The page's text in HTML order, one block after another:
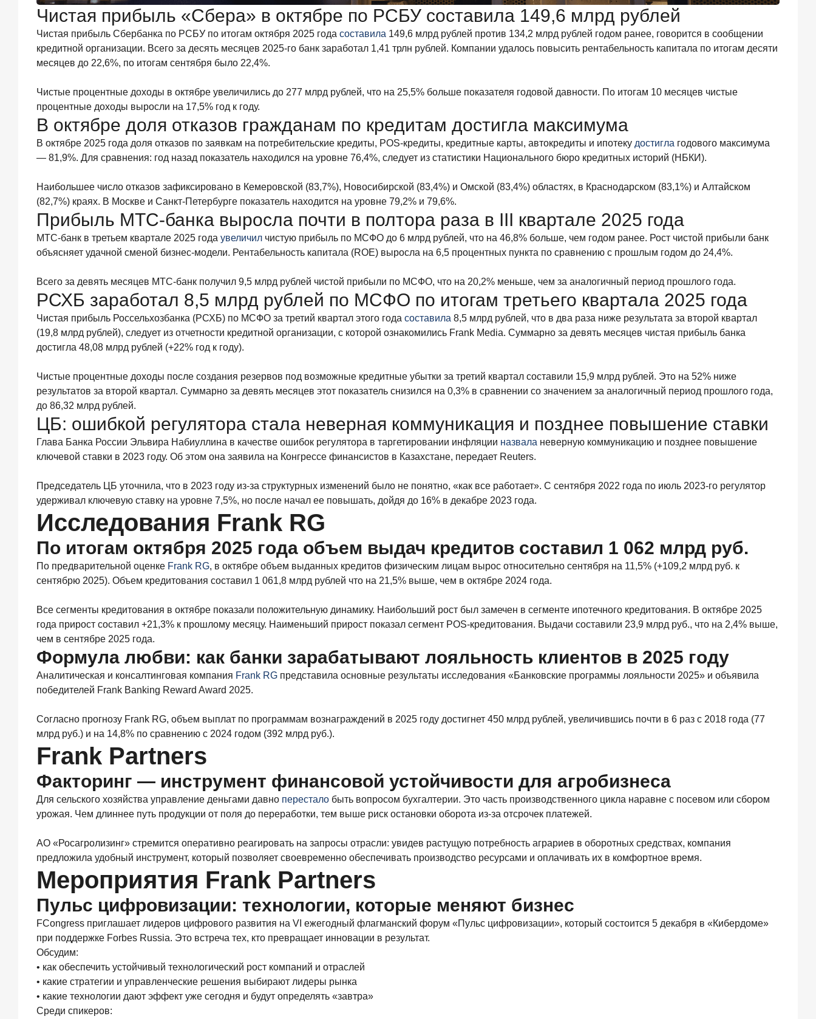
июля
2026
ИССЛЕДОВАНИЕ
Ипотека
в
итоги
2026
года
в
2026
года
ИССЛЕДОВАНИЕ
Выгодные
тарифы
на
—
существенный
выбора
брокера
2026
Клиенты
чаще
всего
узнают
о сберегательных
продуктах
рекламы
и
на
ТВ
9
июля
2026
года
ростом
клиентов-
сберегателей
увеличивается
склонность
к
7
июля
года
По
итогам
2026
года
выдач
составил
1
166,4
млрд
руб.
3
июля
2026
измеряется
секундами».
Новые
Чистая прибыль «Сбера» в октябре по РСБУ составила 149,6 млрд рублей
Чистая прибыль Сбербанка по РСБУ по итогам октября 2025 года составила 149,6 млрд рублей против 134,2 млрд рублей годом ранее, говорится в сообщении
кредитной организации. Всего за десять месяцев 2025-го банк заработал 1,41 трлн рублей. Компании удалось повысить рентабельность капитала по итогам десяти
месяцев до 22,6%, по итогам сентября было 22,4%.
Чистые процентные доходы в октябре увеличились до 277 млрд рублей, что на 25,5% больше показателя годовой давности. По итогам 10 месяцев чистые
процентные доходы выросли на 17,5% год к году.
В октябре доля отказов гражданам по кредитам достигла максимума
В октябре 2025 года доля отказов по заявкам на потребительские кредиты, POS-кредиты, кредитные карты, автокредиты и ипотеку достигла годового максимума
— 81,9%. Для сравнения: год назад показатель находился на уровне 76,4%, следует из статистики Национального бюро кредитных историй (НБКИ).
Наибольшее число отказов зафиксировано в Кемеровской (83,7%), Новосибирской (83,4%) и Омской (83,4%) областях, в Краснодарском (83,1%) и Алтайском
(82,7%) краях. В Москве и Санкт-Петербурге показатель находится на уровне 79,2% и 79,6%.
Прибыль МТС-банка выросла почти в полтора раза в III квартале 2025 года
МТС-банк в третьем квартале 2025 года увеличил чистую прибыль по МСФО до 6 млрд рублей, что на 46,8% больше, чем годом ранее. Рост чистой прибыли банк
объясняет удачной сменой бизнес-модели. Рентабельность капитала (ROE) выросла на 6,5 процентных пункта по сравнению с прошлым годом до 24,4%.
Всего за девять месяцев МТС-банк получил 9,5 млрд рублей чистой прибыли по МСФО, что на 20,2% меньше, чем за аналогичный период прошлого года.
РСХБ заработал 8,5 млрд рублей по МСФО по итогам третьего квартала 2025 года
Чистая прибыль Россельхозбанка (РСХБ) по МСФО за третий квартал этого года составила 8,5 млрд рублей, что в два раза ниже результата за второй квартал
(19,8 млрд рублей), следует из отчетности кредитной организации, с которой ознакомились Frank Media. Суммарно за девять месяцев чистая прибыль банка
достигла 48,08 млрд рублей (+22% год к году).
Чистые процентные доходы после создания резервов под возможные кредитные убытки за третий квартал составили 15,9 млрд рублей. Это на 52% ниже
результатов за второй квартал. Суммарно за девять месяцев этот показатель снизился на 0,3% в сравнении со значением за аналогичный период прошлого года,
до 86,32 млрд рублей.
ЦБ: ошибкой регулятора стала неверная коммуникация и позднее повышение ставки
Глава Банка России Эльвира Набиуллина в качестве ошибок регулятора в таргетировании инфляции назвала неверную коммуникацию и позднее повышение
ключевой ставки в 2023 году. Об этом она заявила на Конгрессе финансистов в Казахстане, передает Reuters.
Председатель ЦБ уточнила, что в 2023 году из-за структурных изменений было не понятно, «как все работает». С сентября 2022 года по июль 2023-го регулятор
удерживал ключевую ставку на уровне 7,5%, но после начал ее повышать, дойдя до 16% в декабре 2023 года.
Исследования Frank RG
По итогам октября 2025 года объем выдач кредитов составил 1 062 млрд руб.
По предварительной оценке Frank RG, в октябре объем выданных кредитов физическим лицам вырос относительно сентября на 11,5% (+109,2 млрд руб. к
сентябрю 2025). Объем кредитования составил 1 061,8 млрд рублей что на 21,5% выше, чем в октябре 2024 года.
Все сегменты кредитования в октябре показали положительную динамику. Наибольший рост был замечен в сегменте ипотечного кредитования. В октябре 2025
года прирост составил +21,3% к прошлому месяцу. Наименьший прирост показал сегмент POS-кредитования. Выдачи составили 23,9 млрд руб., что на 2,4% выше,
чем в сентябре 2025 года.
Формула любви: как банки зарабатывают лояльность клиентов в 2025 году
Аналитическая и консалтинговая компания Frank RG представила основные результаты исследования «Банковские программы лояльности 2025» и объявила
победителей Frank Banking Reward Award 2025.
Согласно прогнозу Frank RG, объем выплат по программам вознаграждений в 2025 году достигнет 450 млрд рублей, увеличившись почти в 6 раз с 2018 года (77
млрд руб.) и на 14,8% по сравнению с 2024 годом (392 млрд руб.).
Frank Partners
Факторинг — инструмент финансовой устойчивости для агробизнеса
Для сельского хозяйства управление деньгами давно перестало быть вопросом бухгалтерии. Это часть производственного цикла наравне с посевом или сбором
урожая. Чем длиннее путь продукции от поля до переработки, тем выше риск остановки оборота из-за отсрочек платежей.
АО «Росагролизинг» стремится оперативно реагировать на запросы отрасли: увидев растущую потребность аграриев в оборотных средствах, компания
предложила удобный инструмент, который позволяет своевременно обеспечивать производство ресурсами и оплачивать их в комфортное время.
Мероприятия Frank Partners
Пульс цифровизации: технологии, которые меняют бизнес
FCongress приглашает лидеров цифрового развития на VI ежегодный флагманский форум «Пульс цифровизации», который состоится 5 декабря в «Кибердоме»
при поддержке Forbes Russia. Это встреча тех, кто превращает инновации в результат.
Обсудим:
• как обеспечить устойчивый технологический рост компаний и отраслей
• какие стратегии и управленческие решения выбирают лидеры рынка
• какие технологии дают эффект уже сегодня и будут определять «завтра»
Среди спикеров: